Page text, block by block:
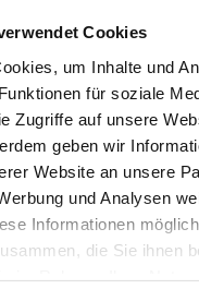
Cookies
um Inhalte und
für soziale
Zugriffe auf unsere
geben wir
Website an unsere
und Analysen
Informationen
die Sie ihnen
(1)
(3)